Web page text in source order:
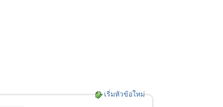
เริ่มหัวข้อใหม่